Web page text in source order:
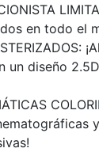
en todo el
un diseño